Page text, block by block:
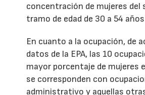
concentración de mujeres del
tramo de edad de 30 a 54
En cuanto a la ocupación, de
datos de la EPA, las 10
mayor porcentaje de mujeres
se corresponden con
administrativo y aquellas